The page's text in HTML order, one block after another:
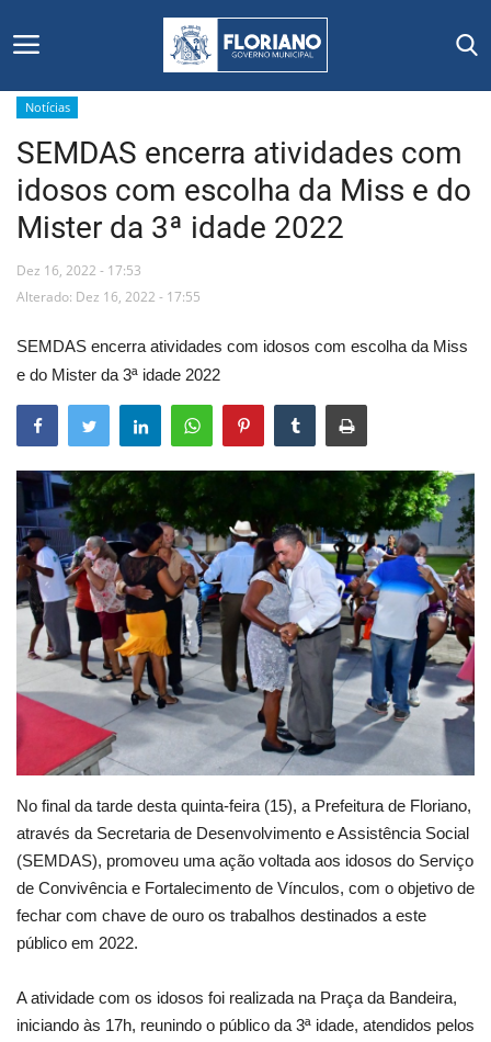
Início
Editais
Floriano
Mural de Licitações
Notícias
Vídeos
Webmail
Contato
Notícias
SEMDAS encerra atividades com
idosos com escolha da Miss e do
Mister da 3ª idade 2022
Dez 16, 2022 - 17:53
Alterado: Dez 16, 2022 - 17:55
SEMDAS encerra atividades com idosos com escolha da Miss
e do Mister da 3ª idade 2022
No final da tarde desta quinta-feira (15), a Prefeitura de Floriano,
através da Secretaria de Desenvolvimento e Assistência Social
(SEMDAS), promoveu uma ação voltada aos idosos do Serviço
de Convivência e Fortalecimento de Vínculos, com o objetivo de
fechar com chave de ouro os trabalhos destinados a este
público em 2022.
A atividade com os idosos foi realizada na Praça da Bandeira,
iniciando às 17h, reunindo o público da 3ª idade, atendidos pelos